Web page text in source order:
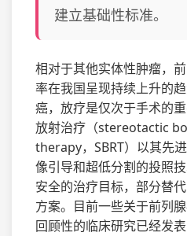
建立基础性标准。
相对于其他实体性肿瘤，
率在我国呈现持续上升的
癌，放疗是仅次于手术的
放射治疗（stereotactic
therapy，SBRT）以其先
像引导和超低分割的投照
安全的治疗目标，部分替
方案。目前一些关于前列
回顾性的临床研究已经发